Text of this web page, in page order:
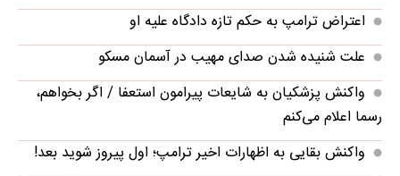
اعتراض ترامپ به حکم تازه دادگاه علیه او
علت شنیده شدن صدای مهیب در آسمان مسکو
واکنش پزشکیان به شایعات پیرامون استعفا / اگر بخواهم،
رسما اعلام می‌کنم
واکنش بقایی به اظهارات اخیر ترامپ؛ اول پیروز شوید بعد!